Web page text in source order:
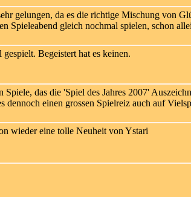
gelungen, da es die richtige Mischung von
Spieleabend gleich nochmal spielen, schon
Begeistert hat es keinen.
Spiele, das die 'Spiel des Jahres 2007'
einen grossen Spielreiz auch auf
wieder eine tolle Neuheit von Ystari